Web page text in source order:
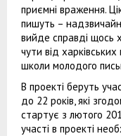
приємні враження.
пишуть –
вийде справді щось
чути від
школи молодого
В проекті беруть
до 22 років, які
стартує з лютого
участі в проекті